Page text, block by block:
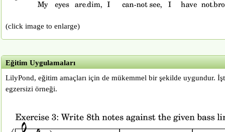
(click image to enlarge)
Eğitim Uygulamaları
LilyPond, eğitim amaçları için de mükemmel bir şekilde uygundur.
egzersizi örneği.